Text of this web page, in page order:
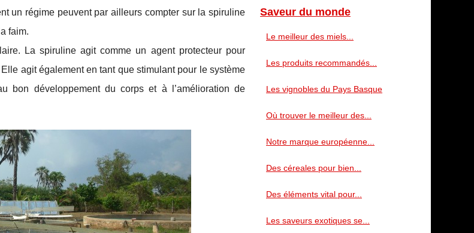
un régime peuvent par ailleurs compter sur la spiruline
faim.
La spiruline agit comme un agent protecteur pour
agit également en tant que stimulant pour le système
bon développement du corps et à l’amélioration de
Saveur du monde
Le meilleur des miels...
Les produits recommandés...
Les vignobles du Pays Basque
Où trouver le meilleur des...
Notre marque européenne...
Des céreales pour bien...
Des éléments vital pour...
Les saveurs exotiques se...